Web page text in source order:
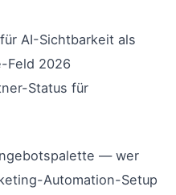
AI-Sichtbarkeit als
Feld 2026
Status für
— wer
Automation-Setup